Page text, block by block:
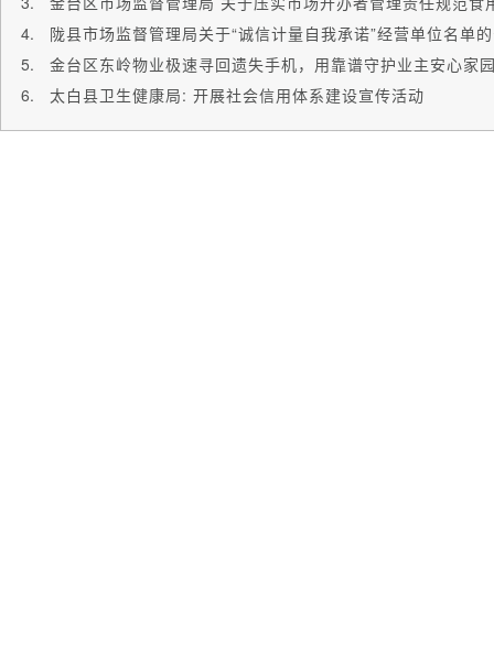
陇县市场监督管理局关于“诚信计量自我承诺”经营单位名单
金台区东岭物业极速寻回遗失手机，用靠谱守护业主安心家
太白县卫生健康局: 开展社会信用体系建设宣传活动